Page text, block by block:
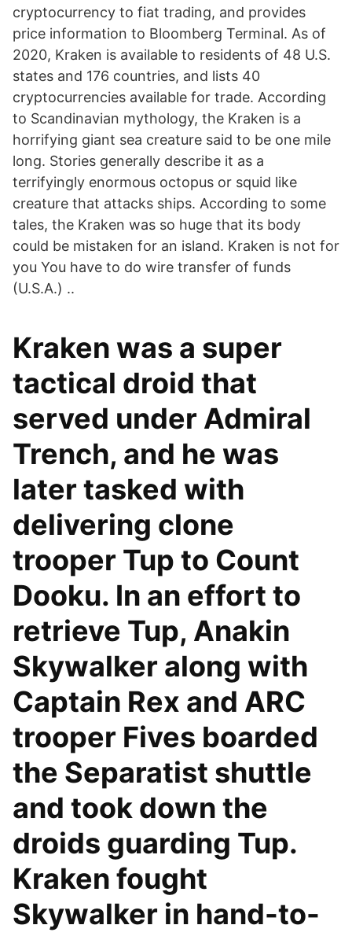
cryptocurrency to fiat trading, and provides
price information to Bloomberg Terminal. As of
2020, Kraken is available to residents of 48 U.S.
states and 176 countries, and lists 40
cryptocurrencies available for trade. According
to Scandinavian mythology, the Kraken is a
horrifying giant sea creature said to be one mile
long. Stories generally describe it as a
terrifyingly enormous octopus or squid like
creature that attacks ships. According to some
tales, the Kraken was so huge that its body
could be mistaken for an island. Kraken is not for
you You have to do wire transfer of funds
(U.S.A.) ..
Kraken was a super
tactical droid that
served under Admiral
Trench, and he was
later tasked with
delivering clone
trooper Tup to Count
Dooku. In an effort to
retrieve Tup, Anakin
Skywalker along with
Captain Rex and ARC
trooper Fives boarded
the Separatist shuttle
and took down the
droids guarding Tup.
Kraken fought
Skywalker in hand-to-